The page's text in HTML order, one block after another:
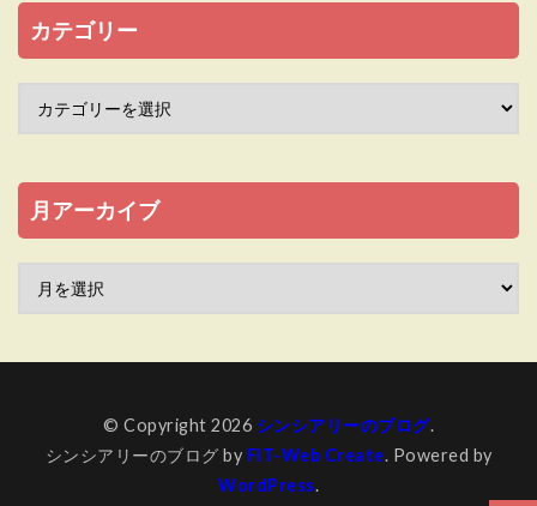
カテゴリー
月アーカイブ
© Copyright 2026 シンシアリーのブログ.
シンシアリーのブログ by FIT-Web Create. Powered by
WordPress.